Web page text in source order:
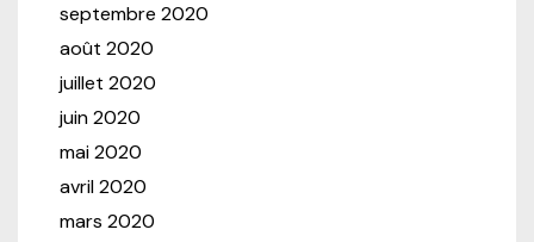
septembre 2020
août 2020
juillet 2020
juin 2020
mai 2020
avril 2020
mars 2020